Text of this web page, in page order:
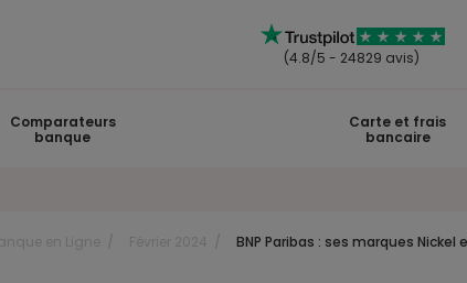
(4.8/5 - 24829 avis)
Comparateurs
banque
Carte et frais
bancaire
BNP Paribas : ses marques